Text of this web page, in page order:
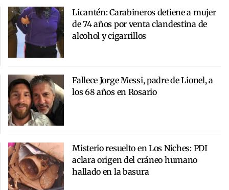
Licantén: Carabineros detiene a mujer
de 74 años por venta clandestina de
alcohol y cigarrillos
Fallece Jorge Messi, padre de Lionel, a
los 68 años en Rosario
Misterio resuelto en Los Niches: PDI
aclara origen del cráneo humano
hallado en la basura